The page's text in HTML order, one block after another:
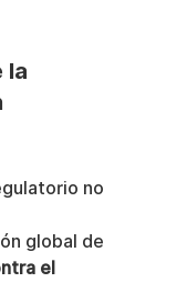
la
no
global de
el